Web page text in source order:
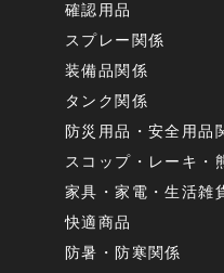
確認用品
スプレー関係
装備品関係
タンク関係
防災用品・安全用品
スコップ・レーキ・
家具・家電・生活雑
快適商品
防暑・防寒関係